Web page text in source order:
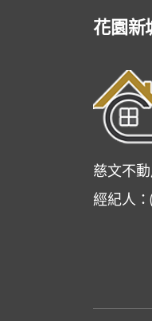
花園新
慈文不
經紀人：